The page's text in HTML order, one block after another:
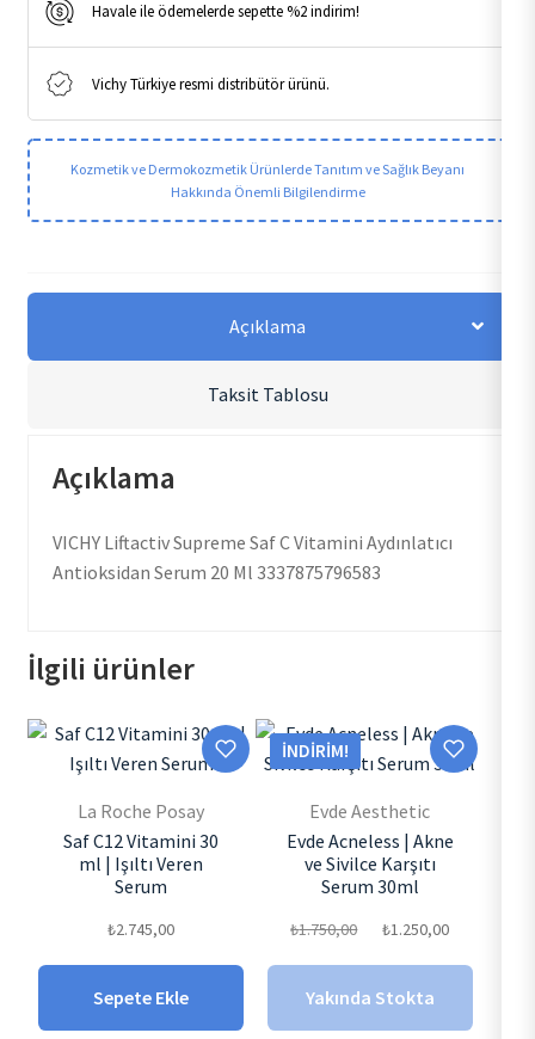
Havale ile ödemelerde sepette %2 indirim!
Vichy Türkiye resmi distribütör ürünü.
Kozmetik ve Dermokozmetik Ürünlerde Tanıtım ve Sağlık Beyanı
Hakkında Önemli Bilgilendirme
Açıklama
Taksit Tablosu
Açıklama
VICHY Liftactiv Supreme Saf C Vitamini Aydınlatıcı
Antioksidan Serum 20 Ml 3337875796583
İlgili ürünler
La Roche Posay
Saf C12 Vitamini 30
ml | Işıltı Veren
Serum
₺2.745,00
Sepete Ekle
Evde Aesthetic
Evde Acneless | Akne
ve Sivilce Karşıtı
Serum 30ml
İNDIRIM!
₺1.750,00
Orijinal
fiyat:
₺1.750,00.
₺1.250,00Şu
andaki
Yakında Stokta